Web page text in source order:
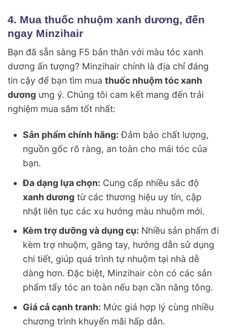
4. Mua thuốc nhuộm xanh dương, đến
ngay Minzihair
Bạn đã sẵn sàng F5 bản thân với màu tóc xanh
dương ấn tượng? Minzihair chính là địa chỉ đáng
tin cậy để bạn tìm mua thuốc nhuộm tóc xanh
dương ưng ý. Chúng tôi cam kết mang đến trải
nghiệm mua sắm tốt nhất:
Sản phẩm chính hãng: Đảm bảo chất lượng,
nguồn gốc rõ ràng, an toàn cho mái tóc của
bạn.
Đa dạng lựa chọn: Cung cấp nhiều sắc độ
xanh dương từ các thương hiệu uy tín, cập
nhật liên tục các xu hướng màu nhuộm mới.
Kèm trợ dưỡng và dụng cụ: Nhiều sản phẩm đi
kèm trợ nhuộm, găng tay, hướng dẫn sử dụng
chi tiết, giúp quá trình tự nhuộm tại nhà dễ
dàng hơn. Đặc biệt, Minzihair còn có các sản
phẩm tẩy tóc an toàn nếu bạn cần nâng tông.
Giá cả cạnh tranh: Mức giá hợp lý cùng nhiều
chương trình khuyến mãi hấp dẫn.